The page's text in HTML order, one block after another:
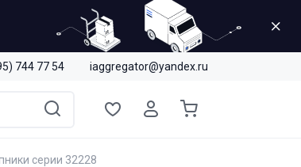
744 77 54 iaggregator@yandex.ru
серии 32228